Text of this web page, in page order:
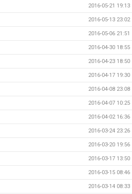
2016-05-21 19:13
2016-05-13 23:02
2016-05-06 21:51
2016-04-30 18:55
2016-04-23 18:50
2016-04-17 19:30
2016-04-08 23:08
2016-04-07 10:25
2016-04-02 16:36
2016-03-24 23:26
2016-03-20 19:56
2016-03-17 13:50
2016-03-15 08:46
2016-03-14 08:33